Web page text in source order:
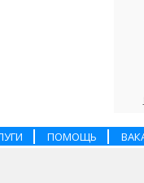
ПОМОЩЬ